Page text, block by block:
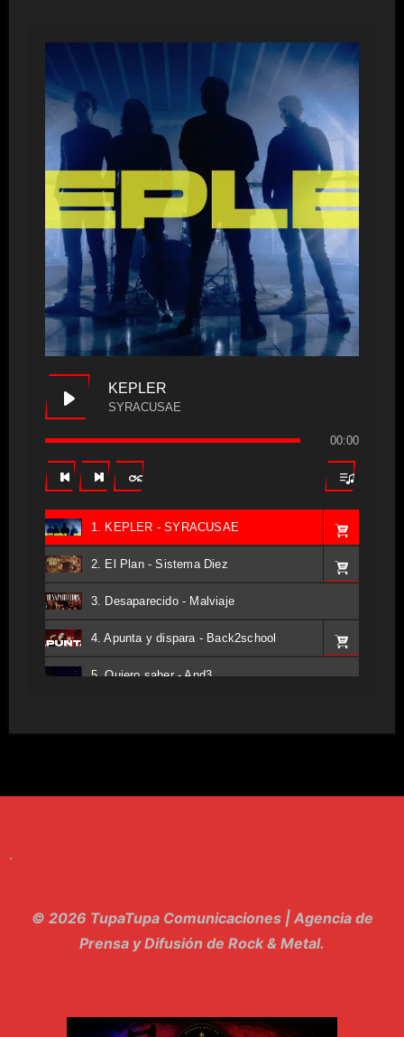
KEPLER
SYRACUSAE
00:00
1. KEPLER - SYRACUSAE
2. El Plan - Sistema Diez
3. Desaparecido - Malviaje
4. Apunta y dispara - Back2school
5. Quiero saber - And3
12. dolor - Piel
.
© 2026 TupaTupa Comunicaciones | Agencia de
Prensa y Difusión de Rock & Metal.